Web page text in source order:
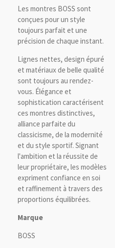
Les montres BOSS sont
conçues pour un style
toujours parfait et une
précision de chaque instant.
Lignes nettes, design épuré
et matériaux de belle qualité
sont toujours au rendez-
vous. Élégance et
sophistication caractérisent
ces montres distinctives,
alliance parfaite du
classicisme, de la modernité
et du style sportif. Signant
l'ambition et la réussite de
leur propriétaire, les modèles
expriment confiance en soi
et raffinement à travers des
proportions équilibrées.
Marque
BOSS